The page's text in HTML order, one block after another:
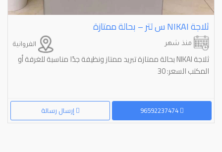
ثلاجة ⁦⁦NIKAI⁩⁩ س لتر – بحالة ممتازة
الفروانية منذ شهر
ثلاجة NIKAI بحالة ممتازة تبريد ممتاز ونظيفة جدًا مناسبة للغرفة أو
المكتب السعر: 30
إرسال رسالة 96592237474